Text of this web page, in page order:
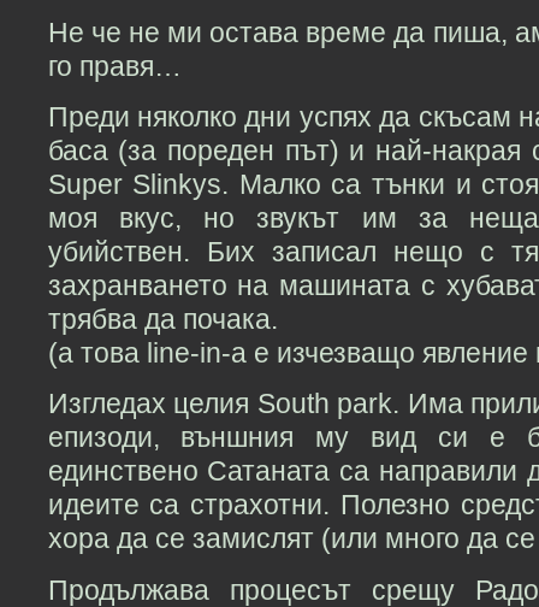
Не че не ми остава време да пиша,
го правя…
Преди няколко дни успях да скъсам
баса (за пореден път) и най-накрая
Super Slinkys. Малко са тънки и
моя вкус, но звукът им за
убийствен. Бих записал нещо с
захранването на машината с
трябва да почака.
(а това line-in-а е изчезващо явление
Изгледах целия South park. Има
епизоди, външния му вид си е
единствено Сатаната са направили
идеите са страхотни. Полезно
хора да се замислят (или много да
Продължава процесът срещу